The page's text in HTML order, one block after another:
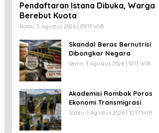
Pendaftaran Istana Dibuka, Warga
Berebut Kuota
Rabu, 5 Agustus 2026 | 09:13 WIB
Skandal Beras Bernutrisi
Dibongkar Negara
Senin, 3 Agustus 2026 | 10:11 WIB
Akademisi Rombak Poros
Ekonomi Transmigrasi
Sabtu, 1 Agustus 2026 | 10:17 WIB